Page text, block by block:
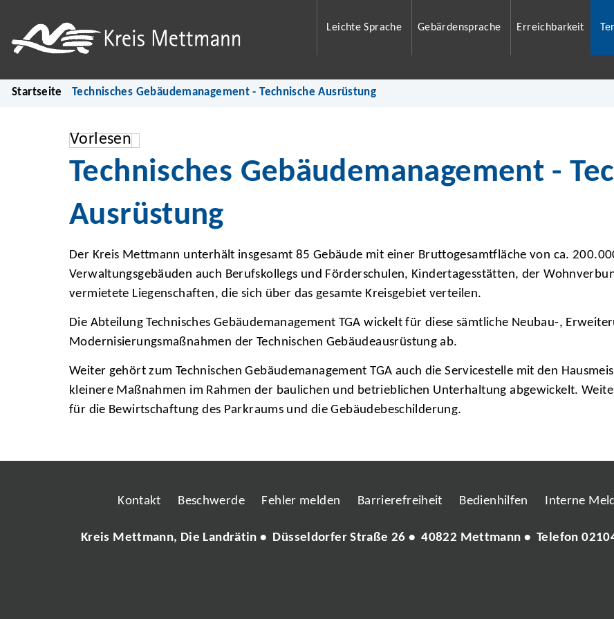
Leichte Sprache Gebärdensprache Erreichbarkeit
Startseite Technisches Gebäudemanagement - Technische Ausrüstung
Vorlesen
Technisches Gebäudemanagement -
Ausrüstung
Der Kreis Mettmann unterhält insgesamt 85 Gebäude mit einer Bruttogesamtfläche von ca.
Verwaltungsgebäuden auch Berufskollegs und Förderschulen, Kindertagesstätten, der
vermietete Liegenschaften, die sich über das gesamte Kreisgebiet verteilen.
Die Abteilung Technisches Gebäudemanagement TGA wickelt für diese sämtliche Neubau-,
Modernisierungsmaßnahmen der Technischen Gebäudeausrüstung ab.
Weiter gehört zum Technischen Gebäudemanagement TGA auch die Servicestelle mit den
kleinere Maßnahmen im Rahmen der baulichen und betrieblichen Unterhaltung abgewickelt.
für die Bewirtschaftung des Parkraums und die Gebäudebeschilderung.
Kontakt Beschwerde Fehler melden Barrierefreiheit Bedienhilfen Interne
Kreis Mettmann, Die Landrätin • Düsseldorfer Straße 26 • 40822 Mettmann • Telefon